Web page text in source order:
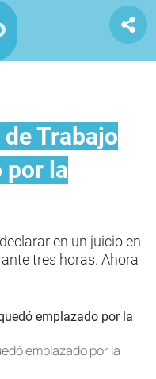
Trabajo
por la
en un juicio en
tres horas. Ahora
emplazado por la